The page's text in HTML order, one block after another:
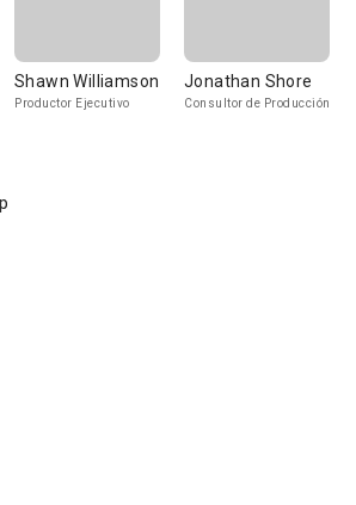
Shawn Williamson
Productor Ejecutivo
Jonathan Shore
Consultor de Producción